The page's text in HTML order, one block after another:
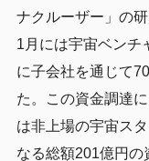
ナクルーザー」の
1月には宇宙ベンチ
に子会社を通じて
た。この資金調達
は非上場の宇宙ス
なる総額201億円の